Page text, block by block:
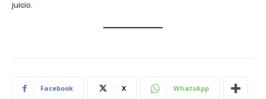
juicio.
Facebook X WhatsApp